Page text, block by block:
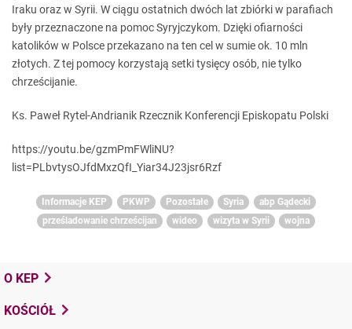
Iraku oraz w Syrii. W ciągu ostatnich dwóch lat zbiórki w parafiach
były przeznaczone na pomoc Syryjczykom. Dzięki ofiarności
katolików w Polsce przekazano na ten cel w sumie ok. 10 mln
złotych. Z tej pomocy korzystają setki tysięcy osób, nie tylko
chrześcijanie.
Ks. Paweł Rytel-Andrianik Rzecznik Konferencji Episkopatu Polski
https://youtu.be/gzmPmFWliNU?
list=PLbvtysOJfdMxzQfI_Yiar34J23jsr6Rzf
Informacje KEP PKWP Pozostałe Syria
abp Gądecki
prześladowanie chrześcijan
wideo wizyta w Syrii wojna
O KEP
KOŚCIÓŁ